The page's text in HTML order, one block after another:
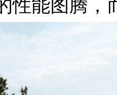
性能图腾，